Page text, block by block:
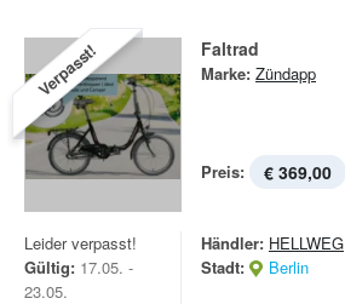
Verpasst! Faltrad
Marke: Zündapp
Preis: € 369,00
Leider verpasst!
Gültig: 17.05. -
23.05.
Händler: HELLWEG
Stadt:
Berlin